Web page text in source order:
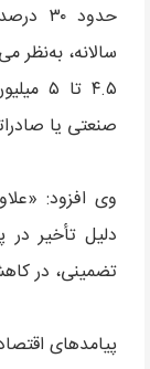
سالانه، به‌نظر
۴.۵
صنعتی یا
وی افزود:
دلیل تأخیر
تضمینی، در
پیامدهای